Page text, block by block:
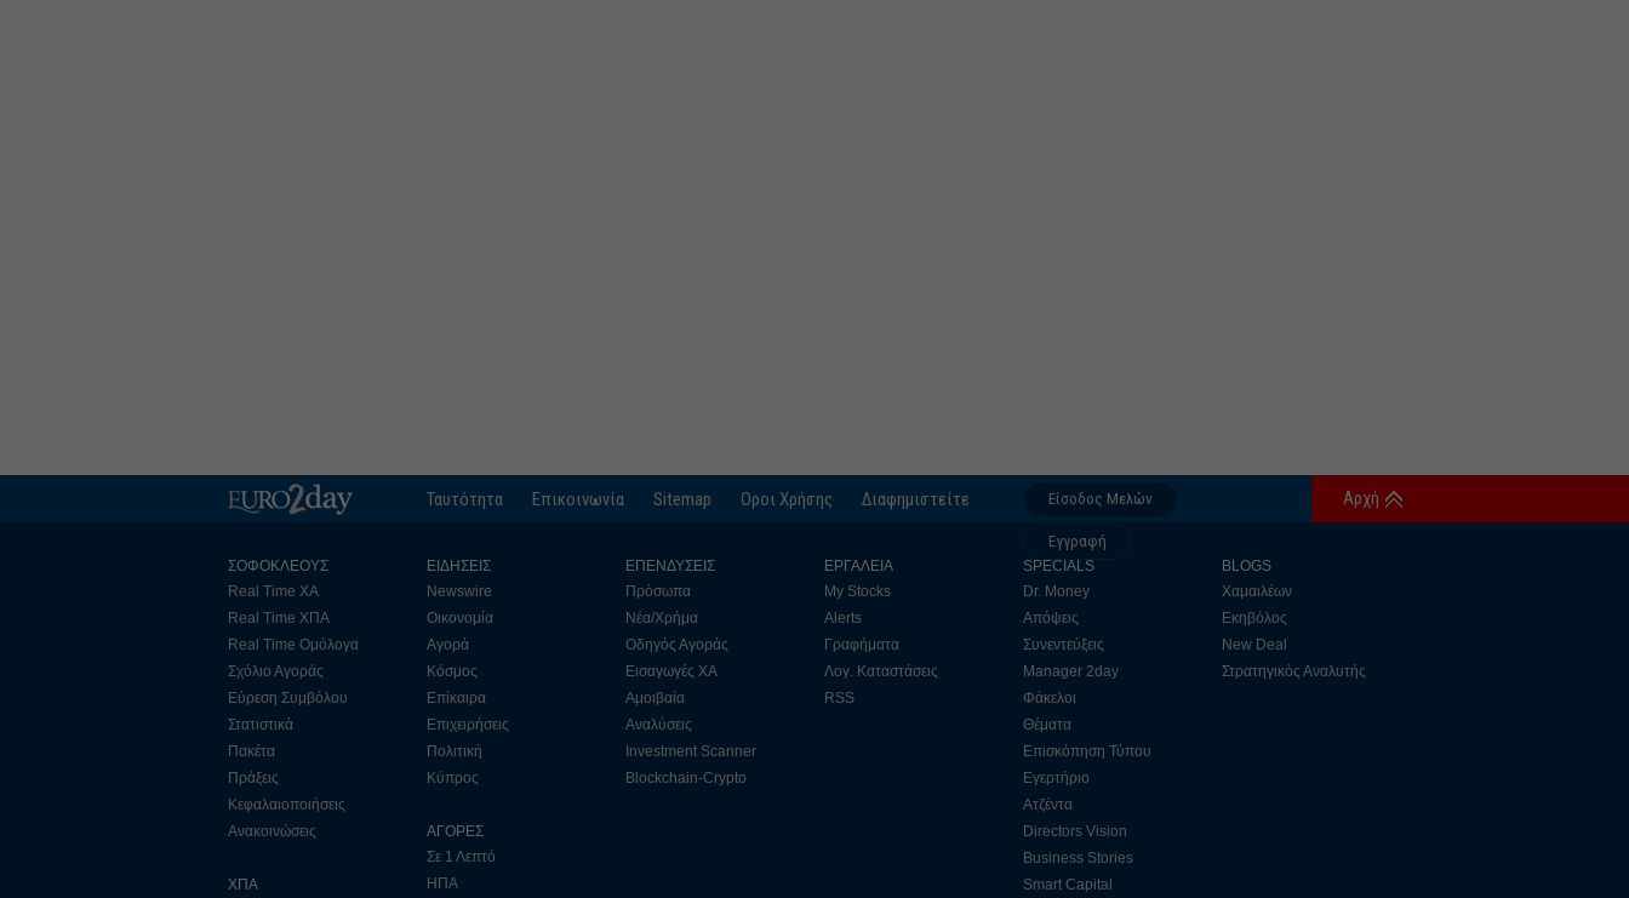
Ταυτότητα Επικοινωνία Sitemap Οροι Χρήσης Διαφημιστείτε Είσοδος Μελών
Εγγραφή
Αρχή
ΣΟΦΟΚΛΕΟΥΣ
Real Time ΧΑ
Real Time ΧΠΑ
Real Time Ομόλογα
Σχόλιο Αγοράς
Εύρεση Συμβόλου
Στατιστικά
Πακέτα
Πράξεις
Κεφαλαιοποιήσεις
Ανακοινώσεις
ΧΠΑ
ΕΙΔΗΣΕΙΣ
Newswire
Οικονομία
Αγορά
Κόσμος
Επίκαιρα
Επιχειρήσεις
Πολιτική
Κύπρος
ΑΓΟΡΕΣ
Σε 1 Λεπτό
ΗΠΑ
ΕΠΕΝΔΥΣΕΙΣ
Πρόσωπα
Νέα/Χρήμα
Οδηγός Αγοράς
Εισαγωγές ΧΑ
Αμοιβαία
Αναλύσεις
Investment Scanner
Blockchain-Crypto
ΕΡΓΑΛΕΙΑ
My Stocks
Alerts
Γραφήματα
Λογ. Καταστάσεις
RSS
SPECIALS
Dr. Money
Απόψεις
Συνεντεύξεις
Manager 2day
Φάκελοι
Θέματα
Επισκόπηση Τύπου
Εγερτήριο
Ατζέντα
Directors Vision
Business Stories
Smart Capital
BLOGS
Χαμαιλέων
Εκηβόλος
New Deal
Στρατηγικός Αναλυτής